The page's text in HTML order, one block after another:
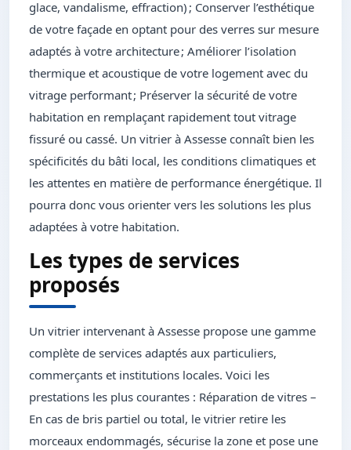
glace, vandalisme, effraction) ; Conserver l’esthétique
de votre façade en optant pour des verres sur mesure
adaptés à votre architecture ; Améliorer l’isolation
thermique et acoustique de votre logement avec du
vitrage performant ; Préserver la sécurité de votre
habitation en remplaçant rapidement tout vitrage
fissuré ou cassé. Un vitrier à Assesse connaît bien les
spécificités du bâti local, les conditions climatiques et
les attentes en matière de performance énergétique. Il
pourra donc vous orienter vers les solutions les plus
adaptées à votre habitation.
Les types de services
proposés
Un vitrier intervenant à Assesse propose une gamme
complète de services adaptés aux particuliers,
commerçants et institutions locales. Voici les
prestations les plus courantes : Réparation de vitres –
En cas de bris partiel ou total, le vitrier retire les
morceaux endommagés, sécurise la zone et pose une